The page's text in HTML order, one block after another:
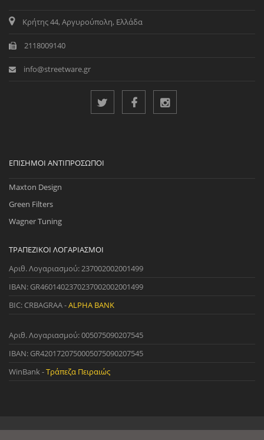
Κρήτης 44, Αργυρούπολη, Ελλάδα
2118009140
info@streetware.gr
ΕΠΊΣΗΜΟΙ ΑΝΤΙΠΡΌΣΩΠΟΙ
Maxton Design
Green Filters
Wagner Tuning
ΤΡΑΠΕΖΙΚΟΊ ΛΟΓΑΡΙΑΣΜΟΊ
Αριθ. Λογαριασμού: 237002002001499
IBAN: GR4601402370237002002001499
BIC: CRBAGRAA -ALPHA BANK
Αριθ. Λογαριασμού: 005075090207545
IBAN: GR4201720750005075090207545
WinBank -Τράπεζα Πειραιώς
© 2022 StreetWare. All Rights Reserved. | Designed and Developedby